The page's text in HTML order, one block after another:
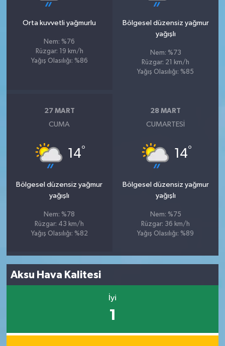
Orta kuvvetli yağmurlu
Nem: %76
Rüzgar: 19 km/h
Yağış Olasılığı: %86
Bölgesel düzensiz yağmur
yağışlı
Nem: %73
Rüzgar: 21 km/h
Yağış Olasılığı: %85
27 MART
CUMA
14°
Bölgesel düzensiz yağmur
yağışlı
Nem: %78
Rüzgar: 43 km/h
Yağış Olasılığı: %82
28 MART
CUMARTESI
14°
Bölgesel düzensiz yağmur
yağışlı
Nem: %75
Rüzgar: 36 km/h
Yağış Olasılığı: %89
Aksu Hava Kalitesi
İyi
1